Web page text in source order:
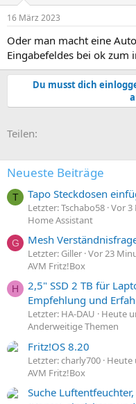
16 März 2023
Oder man macht eine
Eingabefeldes bei ok
Du musst dich
Teilen:
Neueste Beiträge
T Tapo Steckdosen
Letzter: Tschabo58 Vor 3
Home Assistant
G Mesh
Letzter: Giller Vor 23
AVM Fritz!Box
H
2,5" SSD 2 TB für
Empfehlung und
Letzter: HA-DAU
Heute
Anderweitige Themen
Fritz!OS 8.20
Letzter: charly700 Heute
AVM Fritz!Box
Suche